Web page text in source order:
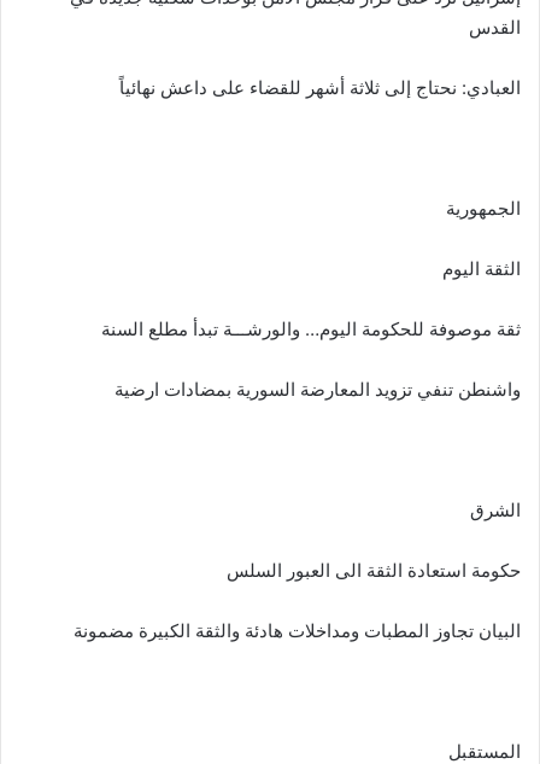
القدس
العبادي: نحتاج إلى ثلاثة أشهر للقضاء على داعش نهائياً
الجمهورية
الثقة اليوم
ثقة موصوفة للحكومة اليوم… والورشـــة تبدأ مطلع السنة
واشنطن تنفي تزويد المعارضة السورية بمضادات ارضية
الشرق
حكومة استعادة الثقة الى العبور السلس
البيان تجاوز المطبات ومداخلات هادئة والثقة الكبيرة مضمونة
المستقبل